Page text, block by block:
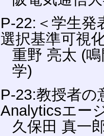
P-22:＜学生発
選択基準可視
重野 亮太 (
学)
P-23:教授者の
Analyticsエー
久保田 真一